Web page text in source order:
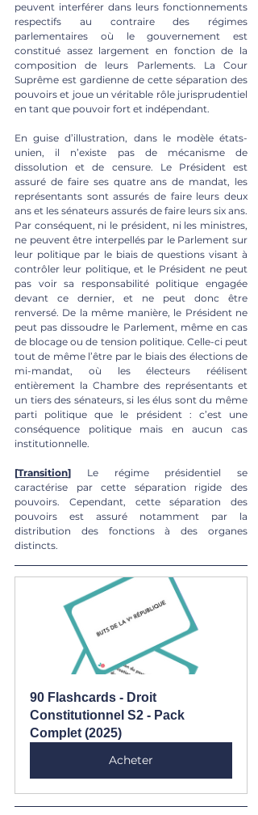
peuvent interférer dans leurs fonctionnements
respectifs au contraire des régimes
parlementaires où le gouvernement est
constitué assez largement en fonction de la
composition de leurs Parlements. La Cour
Suprême est gardienne de cette séparation des
pouvoirs et joue un véritable rôle jurisprudentiel
en tant que pouvoir fort et indépendant.
En guise d’illustration, dans le modèle états-
unien, il n’existe pas de mécanisme de
dissolution et de censure. Le Président est
assuré de faire ses quatre ans de mandat, les
représentants sont assurés de faire leurs deux
ans et les sénateurs assurés de faire leurs six ans.
Par conséquent, ni le président, ni les ministres,
ne peuvent être interpellés par le Parlement sur
leur politique par le biais de questions visant à
contrôler leur politique, et le Président ne peut
pas voir sa responsabilité politique engagée
devant ce dernier, et ne peut donc être
renversé. De la même manière, le Président ne
peut pas dissoudre le Parlement, même en cas
de blocage ou de tension politique. Celle-ci peut
tout de même l’être par le biais des élections de
mi-mandat, où les électeurs réélisent
entièrement la Chambre des représentants et
un tiers des sénateurs, si les élus sont du même
parti politique que le président : c’est une
conséquence politique mais en aucun cas
institutionnelle.
[Transition] Le régime présidentiel se
caractérise par cette séparation rigide des
pouvoirs. Cependant, cette séparation des
pouvoirs est assuré notamment par la
distribution des fonctions à des organes
distincts.
90 Flashcards - Droit
Constitutionnel S2 - Pack
Complet (2025)
Acheter